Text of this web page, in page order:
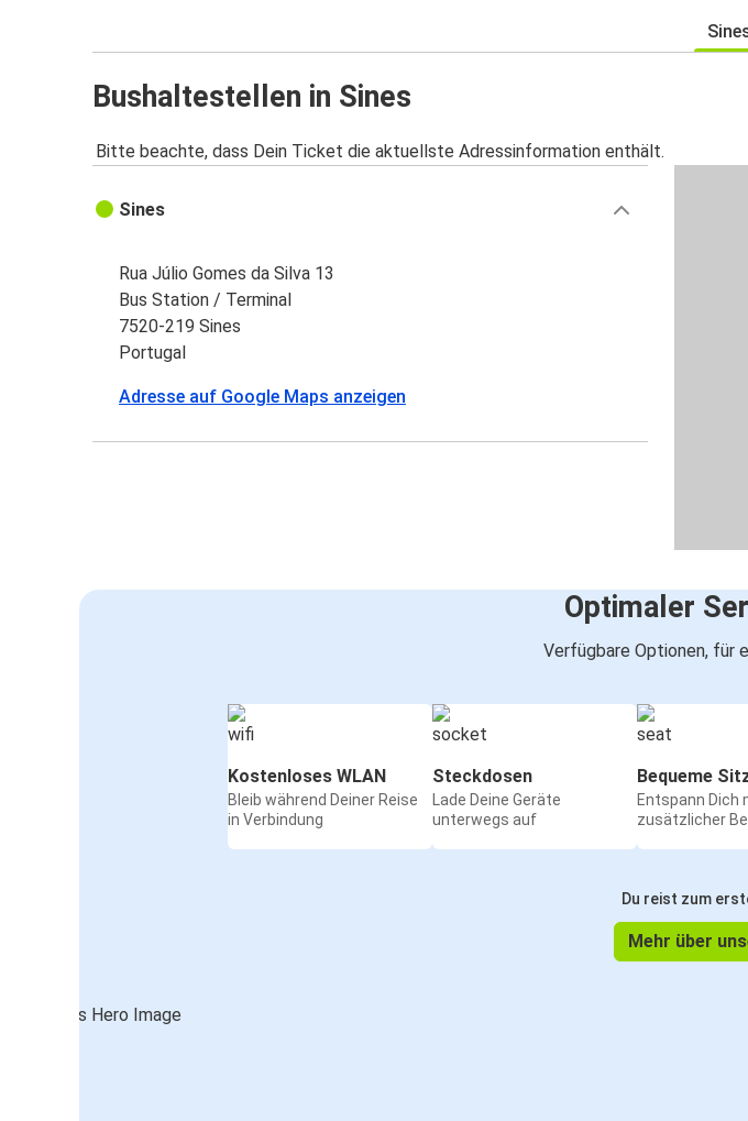
Bushaltestellen in Sines
Bitte beachte, dass Dein Ticket die aktuellste Adressinformation enthält.
Sines
Rua Júlio Gomes da Silva 13
Bus Station / Terminal
7520-219 Sines
Portugal
Adresse auf Google Maps anzeigen
Optimaler
Verfügbare Optionen, für
Kostenloses WLAN
Bleib während Deiner Reise
in Verbindung
Steckdosen
Lade Deine Geräte
unterwegs auf
Bequeme
Entspann Dich
zusätzlicher
Du reist zum
Mehr über